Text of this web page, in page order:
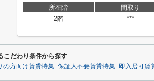
所在階 間取り
2階
***
こだわり条件から探す
の方向け賃貸特集 保証人不要賃貸特集 即入居可賃